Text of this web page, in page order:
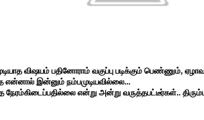
விஷயம் பதினோராம் வகுப்பு படிக்கும் பெண்ணும்,
என்னால் இன்னும் நம்பமுடியவில்லை...
நேரம்கிடைப்பதில்லை என்று அன்று வருத்தபட்டீர்கள்..